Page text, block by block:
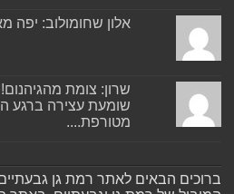
אלון שחומולוב: יפה
שרון: צומת
שומעת עצירה ברגע
מטורפת....
ברוכים הבאים לאתר רמת גן